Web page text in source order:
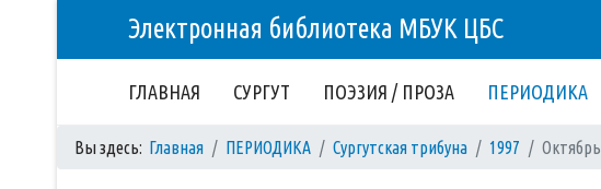
Электронная библиотека МБУК ЦБС
ГЛАВНАЯ СУРГУТ ПОЭЗИЯ / ПРОЗА ПЕРИОДИКА
Вы здесь: Главная ПЕРИОДИКА Сургутская трибуна 1997